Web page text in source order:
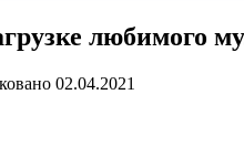
любимого
02.04.2021